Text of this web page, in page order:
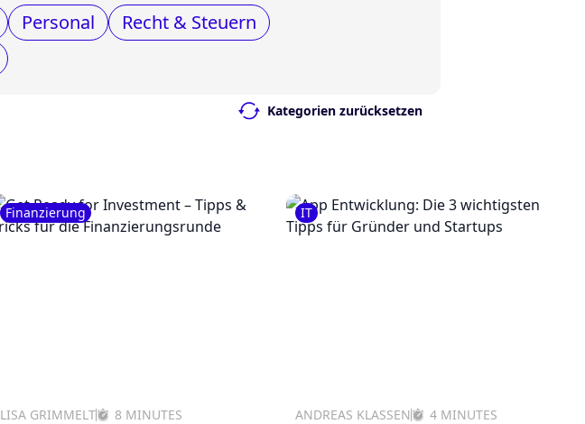
Personal
Recht & Steuern
Kategorien zurücksetzen
Finanzierung
LISA GRIMMELT 8 MINUTES
IT
ANDREAS KLASSEN 4 MINUTES